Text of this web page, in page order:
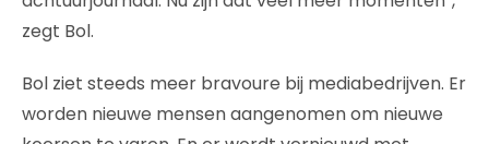
zegt Bol.
Bol ziet steeds meer bravoure bij mediabedrijven. Er
worden nieuwe mensen aangenomen om nieuwe